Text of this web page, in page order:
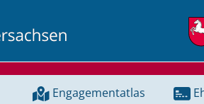
Engagementatlas